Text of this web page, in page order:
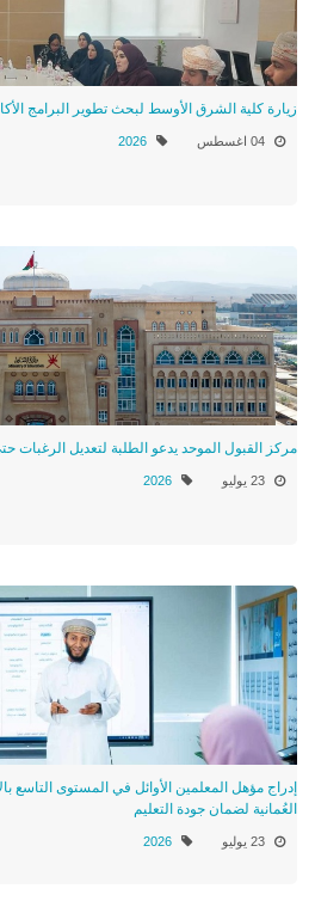
زيارة كلية الشرق الأوسط لبحث تطوير البرامج
04 اغسطس 2026
مركز القبول الموحد يدعو الطلبة لتعديل
23 يوليو 2026
إدراج مؤهل المعلمين الأوائل في المستوى التاسع
العُمانية لضمان جودة التعليم
23 يوليو 2026